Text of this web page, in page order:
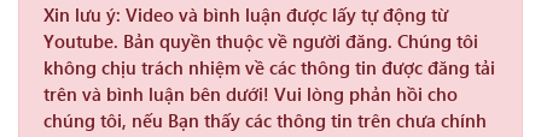
Xin lưu ý: Video và bình luận được lấy tự động từ
Youtube. Bản quyền thuộc về người đăng. Chúng tôi
không chịu trách nhiệm về các thông tin được đăng tải
trên và bình luận bên dưới! Vui lòng phản hồi cho
chúng tôi, nếu Bạn thấy các thông tin trên chưa chính